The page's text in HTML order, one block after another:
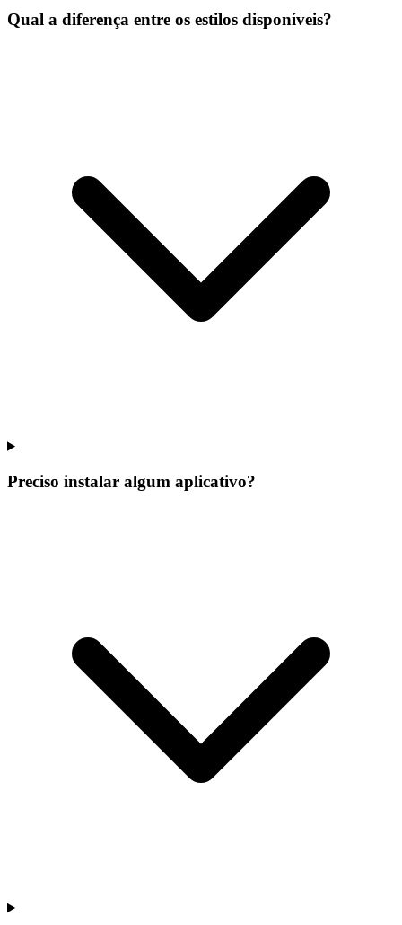
Qual a diferença entre os estilos disponíveis?
Preciso instalar algum aplicativo?